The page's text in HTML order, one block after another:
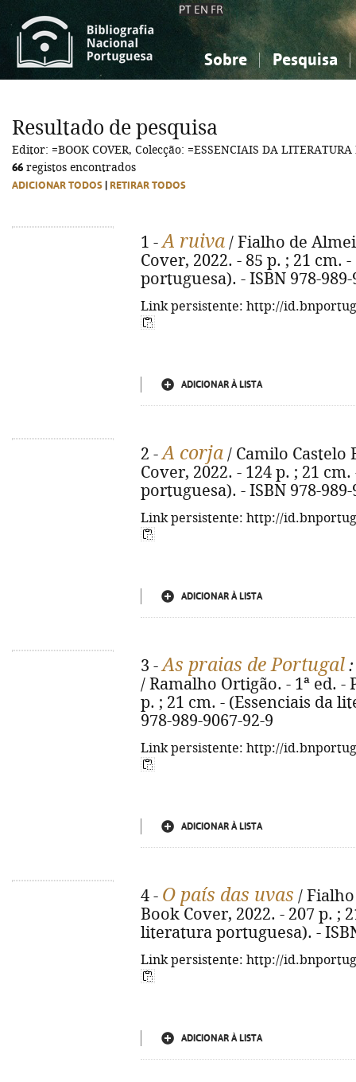
PT EN FR
Sobre Pesquisa
Ciências sociais...
Ciências sociais...
Resultado de pesquisa
Editor: =BOOK COVER, Colecção: =ESSENCIAIS DA LITERATURA
66 registos encontrados
ADICIONAR TODOS RETIRAR TODOS
1 -A ruiva / Fialho de
Cover, 2022. - 85 p. ; 21 cm.
portuguesa). - ISBN 978-989-
Link persistente: http://
ADICIONAR À LISTA
2 -A corja / Camilo Castelo
Cover, 2022. - 124 p. ; 21
portuguesa). - ISBN 978-989-
Link persistente: http://
ADICIONAR À LISTA
3 -As praias de Portugal
/ Ramalho Ortigão. - 1ª ed. -
p. ; 21 cm. - (Essenciais da
978-989-9067-92-9
Link persistente: http://
ADICIONAR À LISTA
4 - O país das uvas / Fialho
Book Cover, 2022. - 207 p. ;
literatura portuguesa). -
Link persistente: http://
ADICIONAR À LISTA